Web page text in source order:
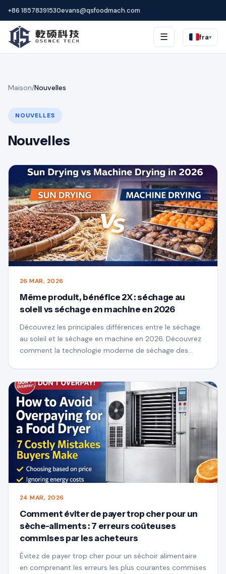
+86 18578391530evans@qsfoodmach.com
☰ fra▾
Maison/Nouvelles
NOUVELLES
Nouvelles
26 MAR, 2026
Même produit, bénéfice 2X : séchage au
soleil vs séchage en machine en 2026
Découvrez les principales différences entre le séchage
au soleil et le séchage en machine en 2026. Découvrez
comment la technologie moderne de séchage des
élevés avec les mêmes matières premières.
24 MAR, 2026
Comment éviter de payer trop cher pour un
sèche-aliments : 7 erreurs coûteuses
commises par les acheteurs
Évitez de payer trop cher pour un séchoir alimentaire
en comprenant les erreurs les plus courantes commises